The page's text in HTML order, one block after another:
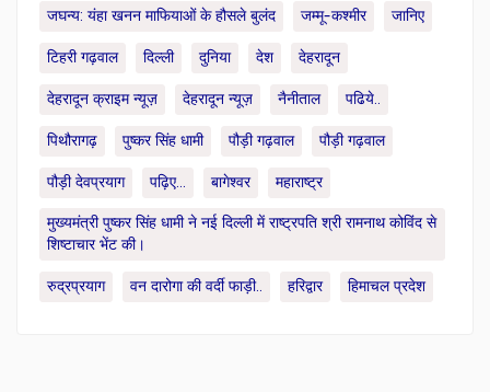
जघन्य: यंहा खनन माफियाओं के हौसले बुलंद जम्मू-कश्मीर जानिए
टिहरी गढ़वाल दिल्ली दुनिया देश देहरादून
देहरादून क्राइम न्यूज़ देहरादून न्यूज़ नैनीताल पढिये..
पिथौरागढ़ पुष्कर सिंह धामी पौड़ी गढ़वाल पौड़ी गढ़वाल
पौड़ी देवप्रयाग पढ़िए... बागेश्वर महाराष्ट्र
मुख्यमंत्री पुष्कर सिंह धामी ने नई दिल्ली में राष्ट्रपति श्री रामनाथ कोविंद से
शिष्टाचार भेंट की।
रुद्रप्रयाग वन दारोगा की वर्दी फाड़ी.. हरिद्वार हिमाचल प्रदेश